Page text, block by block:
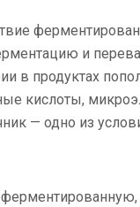
и
в продуктах
кислоты,
— одно из